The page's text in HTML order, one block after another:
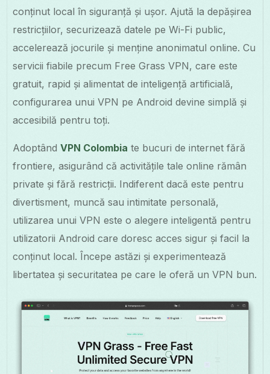
conținut local în siguranță și ușor. Ajută la depășirea
restricțiilor, securizează datele pe Wi-Fi public,
accelerează jocurile și menține anonimatul online. Cu
servicii fiabile precum Free Grass VPN, care este
gratuit, rapid și alimentat de inteligență artificială,
configurarea unui VPN pe Android devine simplă și
accesibilă pentru toți.
AdoptândVPN Colombia te bucuri de internet fără
frontiere, asigurând că activitățile tale online rămân
private și fără restricții. Indiferent dacă este pentru
divertisment, muncă sau intimitate personală,
utilizarea unui VPN este o alegere inteligentă pentru
utilizatorii Android care doresc acces sigur și facil la
conținut local. Începe astăzi și experimentează
libertatea și securitatea pe care le oferă un VPN bun.